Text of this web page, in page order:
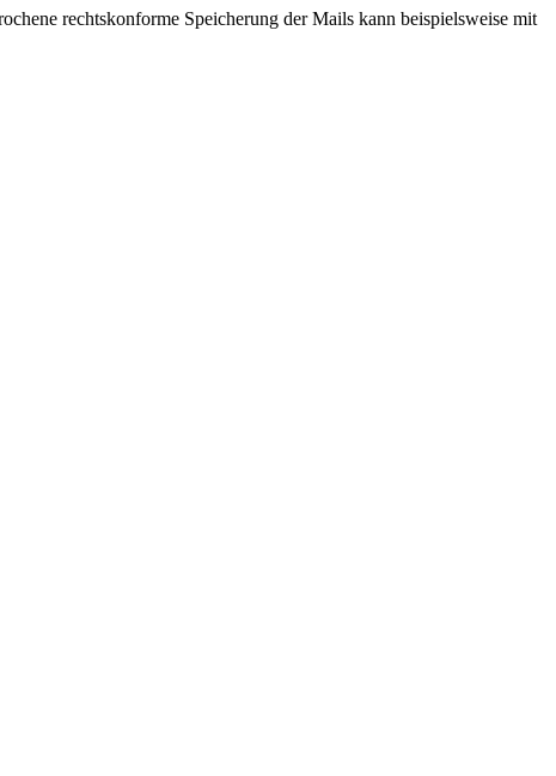
rechtskonforme Speicherung der Mails kann beispielsweise mit